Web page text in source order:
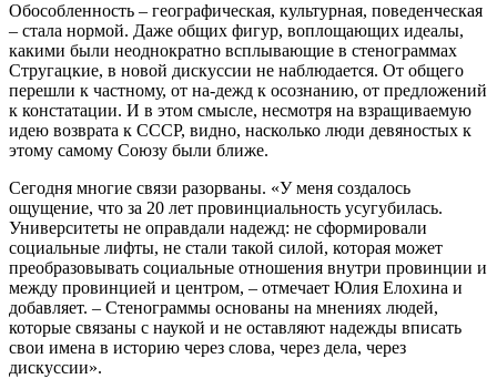
Обособленность – географическая, культурная, поведенческая
– стала нормой. Даже общих фигур, воплощающих идеалы,
какими были неоднократно всплывающие в стенограммах
Стругацкие, в новой дискуссии не наблюдается. От общего
перешли к частному, от на-дежд к осознанию, от предложений
к констатации. И в этом смысле, несмотря на взращиваемую
идею возврата к СССР, видно, насколько люди девяностых к
этому самому Союзу были ближе.
Сегодня многие связи разорваны. «У меня создалось
ощущение, что за 20 лет провинциальность усугубилась.
Университеты не оправдали надежд: не сформировали
социальные лифты, не стали такой силой, которая может
преобразовывать социальные отношения внутри провинции и
между провинцией и центром, – отмечает Юлия Елохина и
добавляет. – Стенограммы основаны на мнениях людей,
которые связаны с наукой и не оставляют надежды вписать
свои имена в историю через слова, через дела, через
дискуссии».